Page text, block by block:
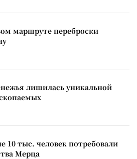
маршруте переброски
лишилась уникальной
10 тыс. человек потребовали
Мерца